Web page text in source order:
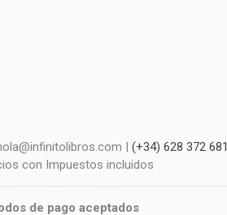
| (+34) 628 372 681
con Impuestos incluidos
de pago aceptados